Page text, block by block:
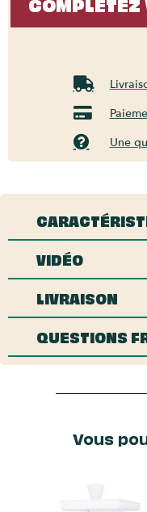
Une
VIDÉO
LIVRAISON
QUESTIONS
Vous